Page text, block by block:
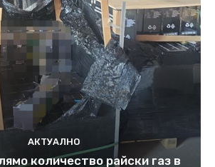
АКТУАЛНО
количество райски газ в